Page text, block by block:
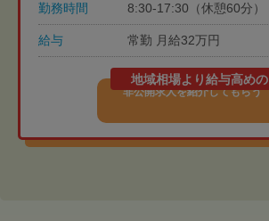
勤務時間 8:30-17:30（休憩60分）
給与 常勤 月給32万円
地域相場より給与高めの
非公開求人を紹介してもらう